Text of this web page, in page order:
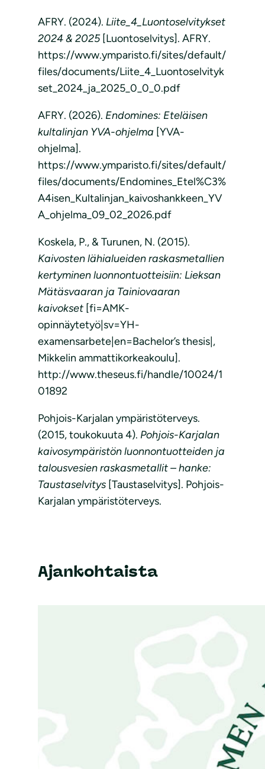
AFRY. (2024). Liite_4_Luontoselvitykset
2024 & 2025[Luontoselvitys]. AFRY.
https://www.ymparisto.fi/sites/default/
files/documents/Liite_4_Luontoselvityk
set_2024_ja_2025_0_0_0.pdf
AFRY. (2026). Endomines: Eteläisen
kultalinjan YVA-ohjelma [YVA-
ohjelma].
https://www.ymparisto.fi/sites/default/
files/documents/Endomines_Etel%C3%
A4isen_Kultalinjan_kaivoshankkeen_YV
A_ohjelma_09_02_2026.pdf
Koskela, P., & Turunen, N. (2015).
Kaivosten lähialueiden raskasmetallien
kertyminen luonnontuotteisiin: Lieksan
Mätäsvaaran ja Tainiovaaran
kaivokset [fi=AMK-
opinnäytetyö|sv=YH-
examensarbete|en=Bachelor’s thesis|,
Mikkelin ammattikorkeakoulu].
http://www.theseus.fi/handle/10024/1
01892
Pohjois-Karjalan ympäristöterveys.
(2015, toukokuuta 4). Pohjois-Karjalan
kaivosympäristön luonnontuotteiden ja
talousvesien raskasmetallit – hanke:
Taustaselvitys [Taustaselvitys]. Pohjois-
Karjalan ympäristöterveys.
Ajankohtaista